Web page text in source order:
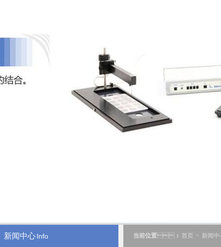
新闻中心Info 当前位置： 首页 > 新闻中